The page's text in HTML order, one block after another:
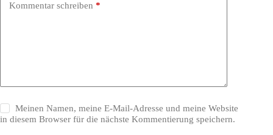
Kommentar schreiben *
Meinen Namen, meine E-Mail-Adresse und meine Website
in diesem Browser für die nächste Kommentierung speichern.